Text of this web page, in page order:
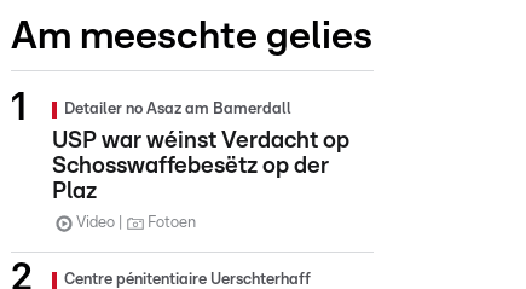
Am meeschte gelies
Detailer no Asaz am Bamerdall
USP war wéinst Verdacht op
Schosswaffebesëtz op der
Plaz
Video Fotoen
Centre pénitentiaire Uerschterhaff